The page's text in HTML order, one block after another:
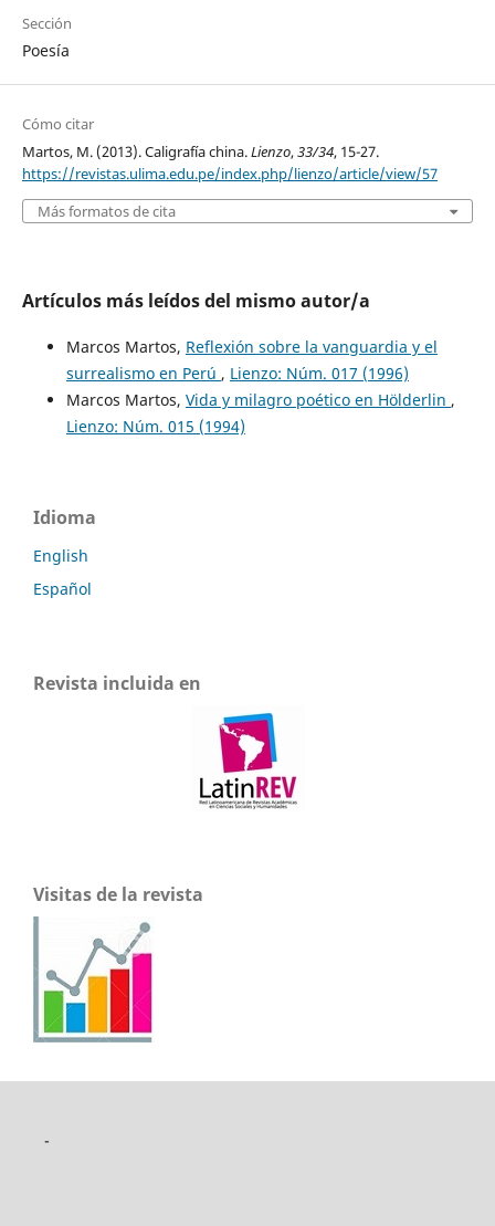
Sección
Poesía
Cómo citar
Martos, M. (2013). Caligrafía china.Lienzo,33/34, 15-27.
https://revistas.ulima.edu.pe/index.php/lienzo/article/view/57
Más formatos de cita
Artículos más leídos del mismo autor/a
Marcos Martos, Reflexión sobre la vanguardia y el
surrealismo en Perú , Lienzo: Núm. 017 (1996)
Marcos Martos, Vida y milagro poético en Hölderlin ,
Lienzo: Núm. 015 (1994)
Idioma
English
Español
Revista incluida en
Visitas de la revista
-